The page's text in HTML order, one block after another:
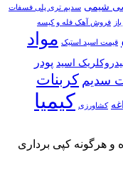
شیمی سدیم تری پلی فسفات
فروش آهک فله و کیسه
قیمت اسید استیک مواد
اسید پودر
سدیم کربنات
کشاورزی کیمیا
و هرگونه کپی برداری